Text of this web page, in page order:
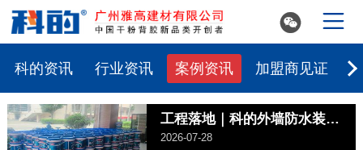
 
科的资讯 行业资讯 案例资讯 加盟商见证
工程落地｜科的外墙防水装饰一体化涂料进驻深圳市第二高级中学，守护校园外立面！
2026-07-28